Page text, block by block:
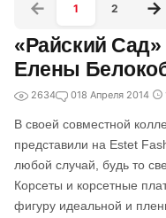
1 2
«Райский
Елены
2634 018 Апреля 2014
В своей совместной
представили на Estet
любой случай, будь то
Корсеты и корсетные
фигуру идеальной и